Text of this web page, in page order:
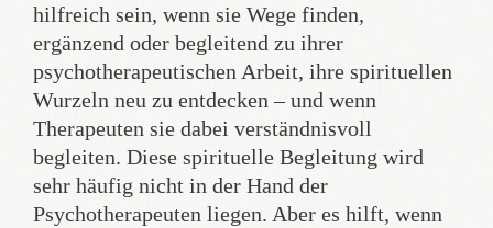
hilfreich sein, wenn sie Wege finden,
ergänzend oder begleitend zu ihrer
psychotherapeutischen Arbeit, ihre spirituellen
Wurzeln neu zu entdecken – und wenn
Therapeuten sie dabei verständnisvoll
begleiten. Diese spirituelle Begleitung wird
sehr häufig nicht in der Hand der
Psychotherapeuten liegen. Aber es hilft, wenn